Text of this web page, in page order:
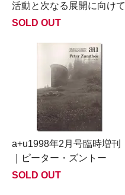
活動と次なる展開に向けて
SOLD OUT
a+u1998年2月号臨時増刊
｜ピーター・ズントー
SOLD OUT